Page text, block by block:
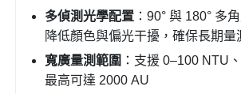
多偵測光學配置 ：90° 與 180° 多
降低顏色與偏光干擾，確保長期量
寬廣量測範圍 ：支援 0–100 NTU
最高可達 2000 AU